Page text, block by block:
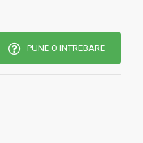
PUNE O INTREBARE